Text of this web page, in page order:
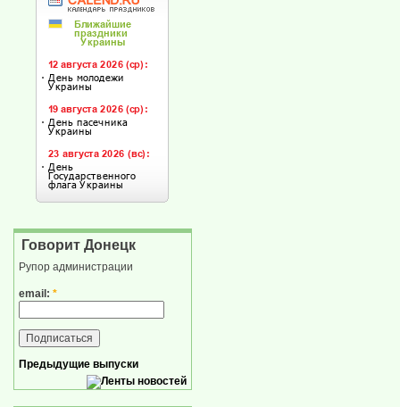
Говорит Донецк
Рупор администрации
email: *
Предыдущие выпуски